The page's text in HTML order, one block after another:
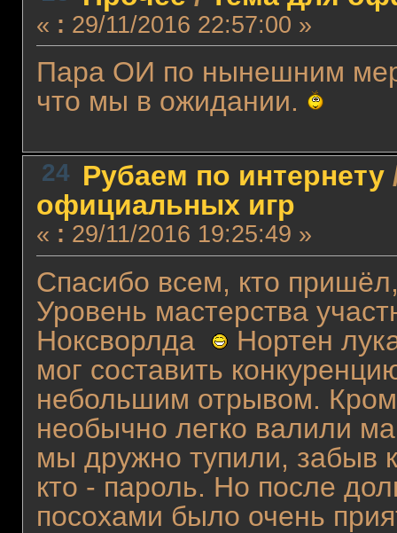
« : 29/11/2016 22:57:00 »
Пара ОИ по нынешним
что мы в ожидании.
24 Рубаем по интернету
официальных игр
« : 29/11/2016 19:25:49 »
Спасибо всем, кто
Уровень мастерства
Ноксворлда
Нортен
мог составить
небольшим отрывом.
необычно легко валили
мы дружно тупили, забыв
кто - пароль. Но после
посохами было очень